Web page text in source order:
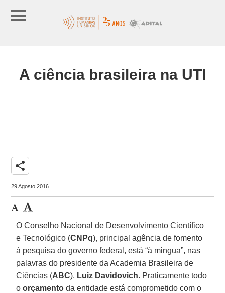
A ciência brasileira na UTI
share
29 Agosto 2016
O Conselho Nacional de Desenvolvimento Científico
e Tecnológico (CNPq), principal agência de fomento
à pesquisa do governo federal, está “à mingua”, nas
palavras do presidente da Academia Brasileira de
Ciências (ABC), Luiz Davidovich. Praticamente todo
oorçamento da entidade está comprometido com o